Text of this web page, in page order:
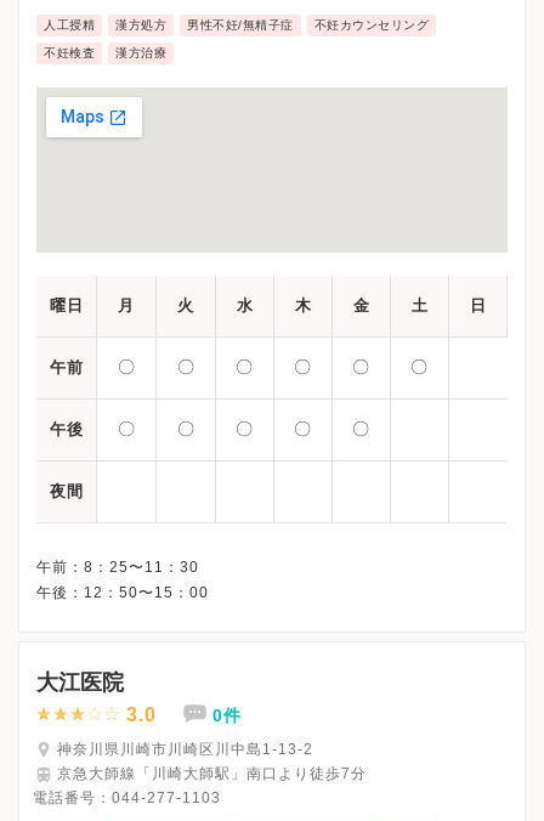
人工授精 漢方処方 男性不妊/無精子症 不妊カウンセリング
不妊検査 漢方治療
曜日 月 火 水 木 金 土 日
午前 〇 〇 〇 〇 〇 〇
午後 〇 〇 〇 〇 〇
夜間
午前：8：25〜11：30
大江医院
3.0 0件
神奈川県川崎市川崎区川中島1-13-2
京急大師線「川崎大師駅」南口より徒歩7分
電話番号： 044-277-1103